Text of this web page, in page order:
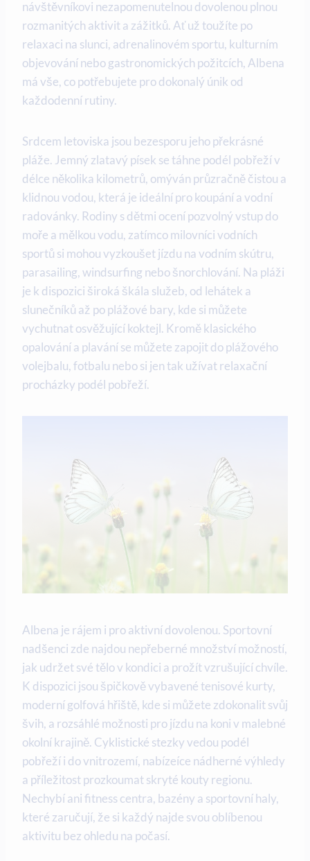
návštěvníkovi nezapomenutelnou dovolenou plnou
rozmanitých aktivit a zážitků. Ať už toužíte po
relaxaci na slunci, adrenalinovém sportu, kulturním
objevování nebo gastronomických požitcích, Albena
má vše, co potřebujete pro dokonalý únik od
každodenní rutiny.
Srdcem letoviska jsou bezesporu jeho překrásné
pláže. Jemný zlatavý písek se táhne podél pobřeží v
délce několika kilometrů, omýván průzračně čistou a
klidnou vodou, která je ideální pro koupání a vodní
radovánky. Rodiny s dětmi ocení pozvolný vstup do
moře a mělkou vodu, zatímco milovníci vodních
sportů si mohou vyzkoušet jízdu na vodním skútru,
parasailing, windsurfing nebo šnorchlování. Na pláži
je k dispozici široká škála služeb, od lehátek a
slunečníků až po plážové bary, kde si můžete
vychutnat osvěžující koktejl. Kromě klasického
opalování a plavání se můžete zapojit do plážového
volejbalu, fotbalu nebo si jen tak užívat relaxační
procházky podél pobřeží.
Albena je rájem i pro aktivní dovolenou. Sportovní
nadšenci zde najdou nepřeberné množství možností,
jak udržet své tělo v kondici a prožít vzrušující chvíle.
K dispozici jsou špičkově vybavené tenisové kurty,
moderní golfová hřiště, kde si můžete zdokonalit svůj
švih, a rozsáhlé možnosti pro jízdu na koni v malebné
okolní krajině. Cyklistické stezky vedou podél
pobřeží i do vnitrozemí, nabízeíce nádherné výhledy
a příležitost prozkoumat skryté kouty regionu.
Nechybí ani fitness centra, bazény a sportovní haly,
které zaručují, že si každý najde svou oblíbenou
aktivitu bez ohledu na počasí.